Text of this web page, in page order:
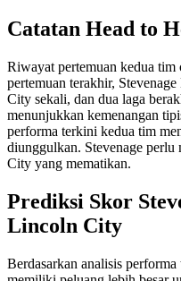
Catatan Head to
Riwayat pertemuan kedua
pertemuan terakhir,
City sekali, dan dua laga
menunjukkan kemenangan
performa terkini kedua tim
diunggulkan. Stevenage
City yang mematikan.
Prediksi Skor
Lincoln City
Berdasarkan analisis